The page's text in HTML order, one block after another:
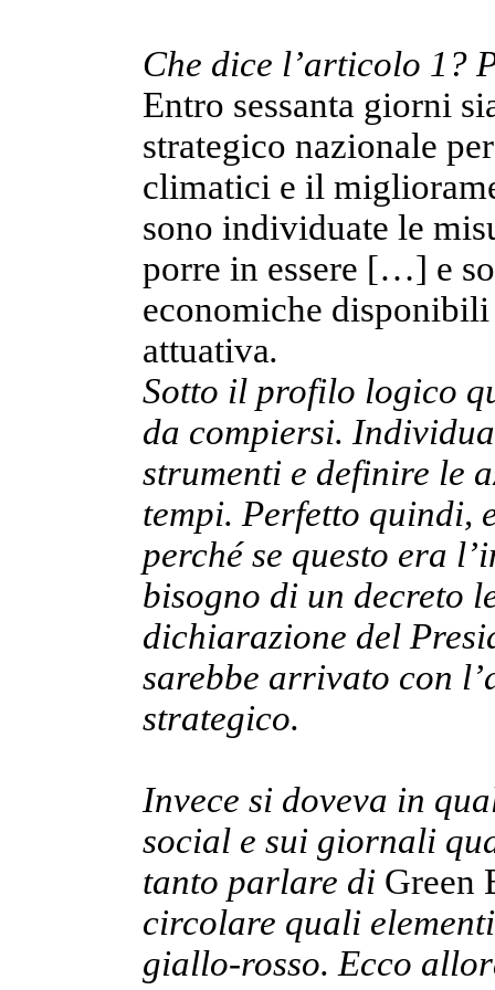
Che dice l’articolo 1?
Entro sessanta giorni
strategico nazionale
climatici e il
sono individuate le
porre in essere […] e
economiche
attuativa.
Sotto il profilo logico
da compiersi.
strumenti e definire le
tempi. Perfetto quindi,
perché se questo era
bisogno di un decreto
dichiarazione del
sarebbe arrivato con
strategico.
Invece si doveva in
social e sui giornali
tanto parlare di Green
circolare quali
giallo-rosso. Ecco